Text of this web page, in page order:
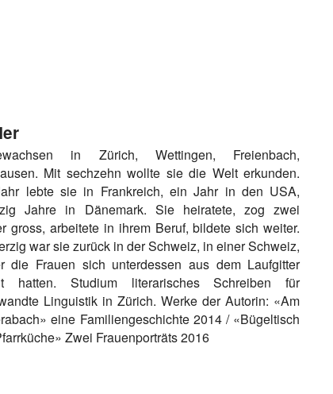
in Zürich, Wettingen, Freienbach,
Mit sechzehn wollte sie die Welt erkunden.
lebte sie in Frankreich, ein Jahr in den USA,
Jahre in Dänemark. Sie heiratete, zog zwei
gross, arbeitete in ihrem Beruf, bildete sich weiter.
war sie zurück in der Schweiz, in einer Schweiz,
die Frauen sich unterdessen aus dem Laufgitter
hatten. Studium literarisches Schreiben für
Linguistik in Zürich. Werke der Autorin: «Am
eine Familiengeschichte 2014 / «Bügeltisch
Zwei Frauenporträts 2016